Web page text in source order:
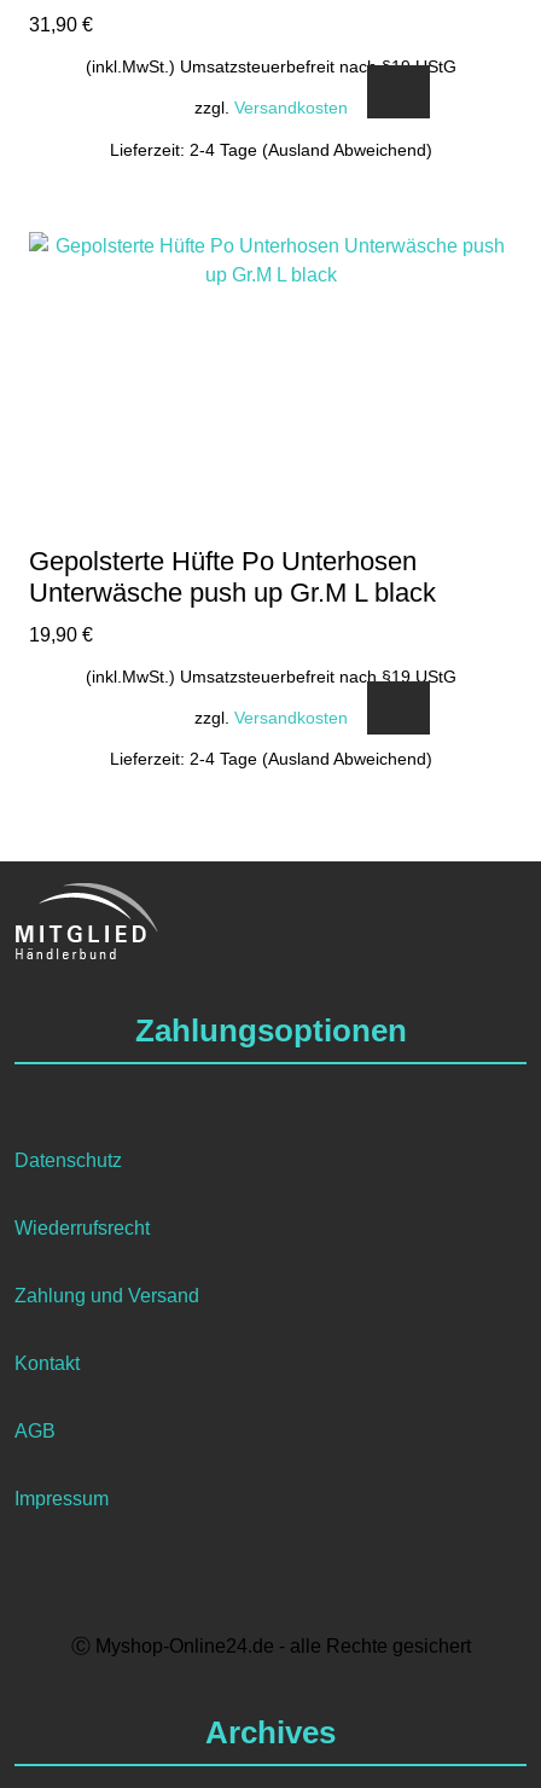
31,90 €
(inkl.MwSt.) Umsatzsteuerbefreit nach §19 UStG
zzgl. Versandkosten
Lieferzeit: 2-4 Tage (Ausland Abweichend)
Gepolsterte Hüfte Po Unterhosen
Unterwäsche push up Gr.M L black
19,90 €
(inkl.MwSt.) Umsatzsteuerbefreit nach §19 UStG
zzgl. Versandkosten
Lieferzeit: 2-4 Tage (Ausland Abweichend)
Zahlungsoptionen
Datenschutz
Wiederrufsrecht
Zahlung und Versand
Kontakt
AGB
Impressum
Ⓒ Myshop-Online24.de - alle Rechte gesichert
Archives